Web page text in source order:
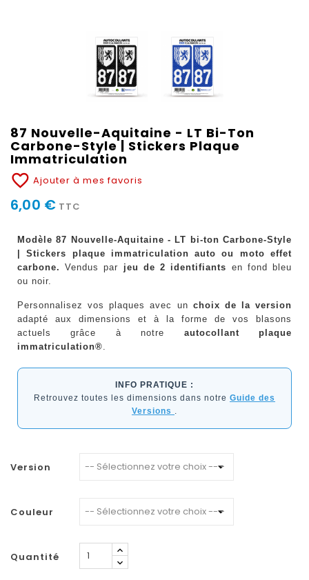
87 Nouvelle-Aquitaine - LT Bi-Ton
Carbone-Style | Stickers Plaque
Immatriculation
favorite_border Ajouter à mes favoris
6,00 € TTC
Modèle 87 Nouvelle-Aquitaine - LT bi-ton Carbone-Style
| Stickers plaque immatriculation auto ou moto effet
carbone. Vendus par jeu de 2 identifiants en fond bleu
ou noir.
Personnalisez vos plaques avec un choix de la version
adapté aux dimensions et à la forme de vos blasons
actuels grâce à notre autocollant plaque
immatriculation®.
INFO PRATIQUE :
Retrouvez toutes les dimensions dans notre Guide des
Versions .
Version
Couleur
Quantité